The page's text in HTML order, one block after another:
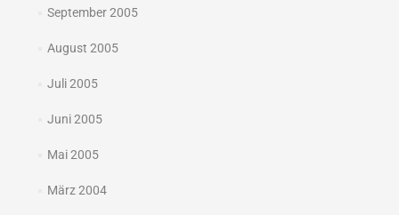
September 2005
August 2005
Juli 2005
Juni 2005
Mai 2005
März 2004